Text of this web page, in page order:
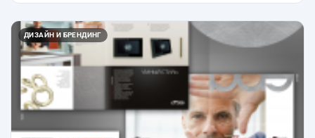
ДИЗАЙН И БРЕНДИНГ